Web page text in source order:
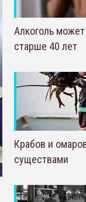
Алкоголь
старше 40 лет
Крабов и
существами